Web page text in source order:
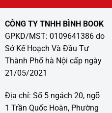
CÔNG TY TNHH BÌNH BOOK
GPKD/MST: 0109641386 do
Sở Kế Hoạch Và Đầu Tư
Thành Phố hà Nội cấp ngày
21/05/2021
Địa chỉ: Số 5 ngách 20, ngõ
1 Trần Quốc Hoàn, Phường